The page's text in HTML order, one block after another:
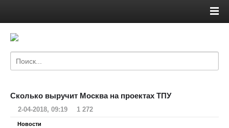
Сколько выручит Москва на проектах ТПУ
2-04-2018, 09:19 1 272
Новости